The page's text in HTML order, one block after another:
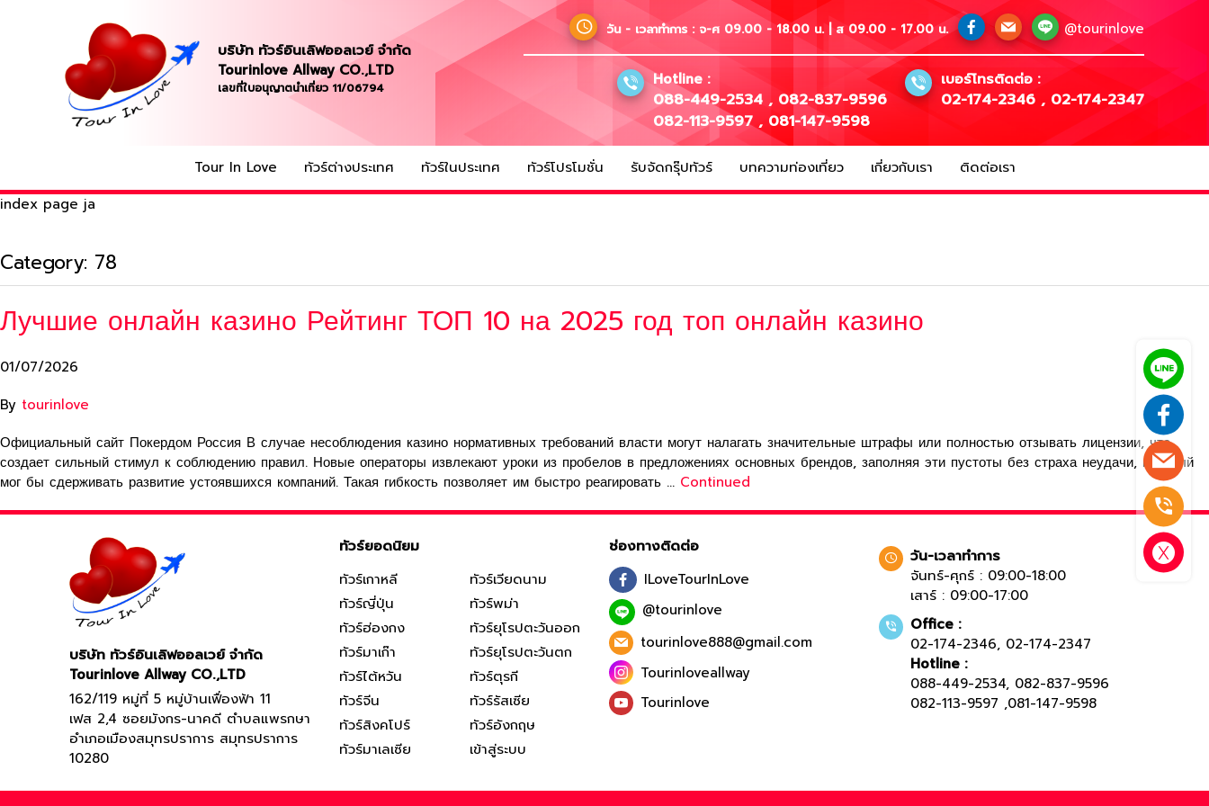
บริษัท ทัวร์อินเลิฟออลเวย์ จำกัด
Tourinlove Allway CO.,LTD
เลขที่ใบอนุญาตนำเที่ยว 11/06794
วัน - เวลาทำการ : จ-ศ 09.00 - 18.00 น. | ส 09.00 - 17.00 น. @tourinlove
Hotline :
088-449-2534 , 082-837-9596
082-113-9597, 081-147-9598
เบอร์โทรติดต่อ :
02-174-2346 , 02-174-2347
Tour In Love ทัวร์ต่างประเทศ ทัวร์ในประเทศ ทัวร์โปรโมชั่น รับจัดกรุ๊ปทัวร์ บทความท่องเที่ยว เกี่ยวกับเรา
ติดต่อเรา
index page ja
Category: 78
Лучшие онлайн казино Рейтинг ТОП 10 на 2025 год топ онлайн казино
01/07/2026
By tourinlove
Официальный сайт Покердом Россия В случае несоблюдения казино нормативных требований власти могут налагать значительные штрафы или полностью отзывать лицензии, что
создает сильный стимул к соблюдению правил. Новые операторы извлекают уроки из пробелов в предложениях основных брендов, заполняя эти пустоты без страха неудачи, который
мог бы сдерживать развитие устоявшихся компаний. Такая гибкость позволяет им быстро реагировать … Continued
บริษัท ทัวร์อินเลิฟออลเวย์ จำกัด
Tourinlove Allway CO.,LTD
162/119 หมู่ที่ 5 หมู่บ้านเฟื่องฟ้า 11
เฟส 2,4 ซอยมังกร-นาคดี ตำบลแพรกษา
อำเภอเมืองสมุทรปราการ สมุทรปราการ
10280
ทัวร์ยอดนิยม
ทัวร์เกาหลี
ทัวร์ญี่ปุ่น
ทัวร์ฮ่องกง
ทัวร์มาเก๊า
ทัวร์ไต้หวัน
ทัวร์จีน
ทัวร์สิงคโปร์
ทัวร์มาเลเซีย
ทัวร์เวียดนาม
ทัวร์พม่า
ทัวร์ยุโรปตะวันออก
ทัวร์ยุโรปตะวันตก
ทัวร์ตุรกี
ทัวร์รัสเซีย
ทัวร์อังกฤษ
เข้าสู่ระบบ
ช่องทางติดต่อ
ILoveTourInLove
@tourinlove
tourinlove888@gmail.com
Tourinloveallway
Tourinlove
วัน-เวลาทำการ
จันทร์-ศุกร์ : 09:00-18:00
เสาร์ : 09:00-17:00
Office :
02-174-2346, 02-174-2347
Hotline :
088-449-2534, 082-837-9596
082-113-9597 ,081-147-9598